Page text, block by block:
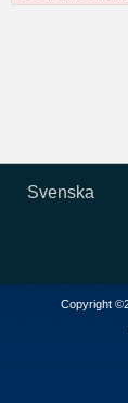
Svenska
Copyright